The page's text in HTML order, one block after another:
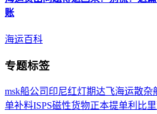
账
海运百科
专题标签
msk船公司 印尼红灯期达飞海运散杂
单补料ISPS磁性货物正本提单利比